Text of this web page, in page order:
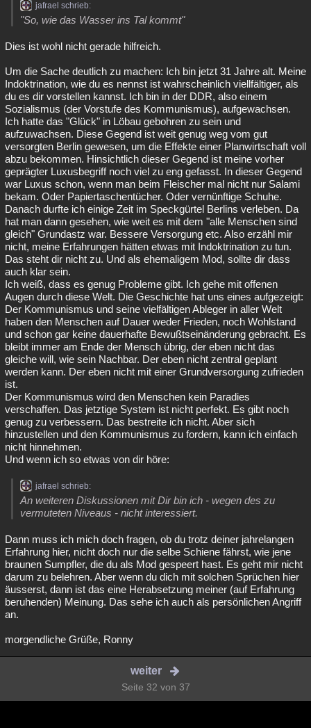
jafrael schrieb:
"So, wie das Wasser ins Tal kommt"
Dies ist wohl nicht gerade hilfreich.
Um die Sache deutlich zu machen: Ich bin jetzt 31 Jahre alt. Meine
Indoktrination, wie du es nennst ist wahrscheinlich viellfältiger, als
du es dir vorstellen kannst. Ich bin in der DDR, also einem
Sozialismus (der Vorstufe des Kommunismus), aufgewachsen.
Ich hatte das "Glück" in Löbau gebohren zu sein und
aufzuwachsen. Diese Gegend ist weit genug weg vom gut
versorgten Berlin gewesen, um die Effekte einer Planwirtschaft voll
abzu bekommen. Hinsichtlich dieser Gegend ist meine vorher
geprägter Luxusbegriff noch viel zu eng gefasst. In dieser Gegend
war Luxus schon, wenn man beim Fleischer mal nicht nur Salami
bekam. Oder Papiertaschentücher. Oder vernünftige Schuhe.
Danach durfte ich einige Zeit im Speckgürtel Berlins verleben. Da
hat man dann gesehen, wie weit es mit dem "alle Menschen sind
gleich" Grundastz war. Bessere Versorgung etc. Also erzähl mir
nicht, meine Erfahrungen hätten etwas mit Indoktrination zu tun.
Das steht dir nicht zu. Und als ehemaligem Mod, sollte dir dass
auch klar sein.
Ich weiß, dass es genug Probleme gibt. Ich gehe mit offenen
Augen durch diese Welt. Die Geschichte hat uns eines aufgezeigt:
Der Kommunismus und seine vielfältigen Ableger in aller Welt
haben den Menschen auf Dauer weder Frieden, noch Wohlstand
und schon gar keine dauerhafte Bewußtseinänderung gebracht. Es
bleibt immer am Ende der Mensch übrig, der eben nicht das
gleiche will, wie sein Nachbar. Der eben nicht zentral geplant
werden kann. Der eben nicht mit einer Grundversorgung zufrieden
ist.
Der Kommunismus wird den Menschen kein Paradies
verschaffen. Das jetztige System ist nicht perfekt. Es gibt noch
genug zu verbessern. Das bestreite ich nicht. Aber sich
hinzustellen und den Kommunismus zu fordern, kann ich einfach
nicht hinnehmen.
Und wenn ich so etwas von dir höre:
jafrael schrieb:
An weiteren Diskussionen mit Dir bin ich - wegen des zu
vermuteten Niveaus - nicht interessiert.
Dann muss ich mich doch fragen, ob du trotz deiner jahrelangen
Erfahrung hier, nicht doch nur die selbe Schiene fährst, wie jene
braunen Sumpfler, die du als Mod gespeert hast. Es geht mir nicht
darum zu belehren. Aber wenn du dich mit solchen Sprüchen hier
äusserst, dann ist das eine Herabsetzung meiner (auf Erfahrung
beruhenden) Meinung. Das sehe ich auch als persönlichen Angriff
an.
morgendliche Grüße, Ronny
weiter
Seite 32 von 37